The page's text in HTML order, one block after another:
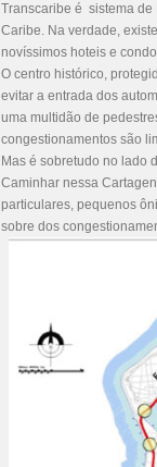
Transcaribe é sistema de
Caribe. Na verdade,
novíssimos hoteis e
O centro histórico,
evitar a entrada dos
uma multidão de
congestionamentos são
Mas é sobretudo no lado
Caminhar nessa
particulares, pequenos
sobre dos